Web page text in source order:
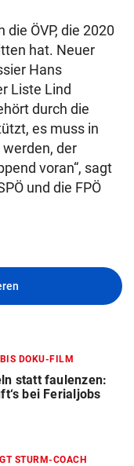
ÖVP, die 2020
hat. Neuer
Hans
Liste Lind
durch die
es muss in
der
voran“, sagt
und die FPÖ
DOKU-FILM
statt faulenzen:
bei Ferialjobs
STURM-COACH